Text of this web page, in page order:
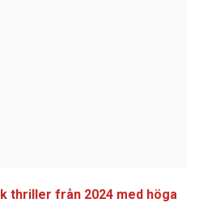
thriller från 2024 med höga